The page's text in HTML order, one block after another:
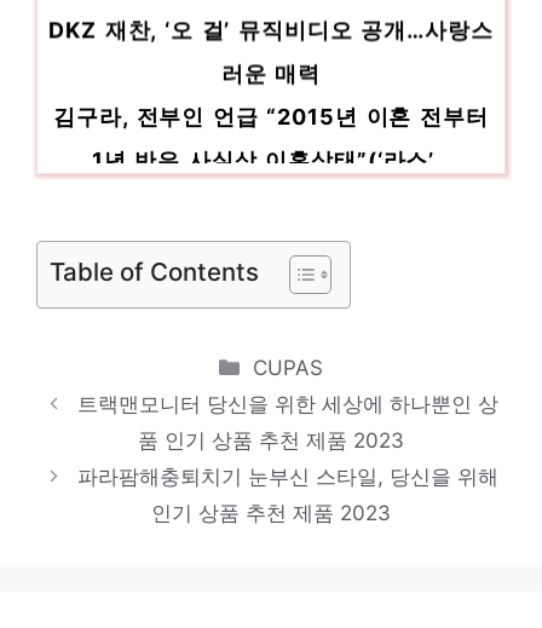
DKZ 재찬, ‘오 걸’ 뮤직비디오 공개…사랑스
러운 매력
김구라, 전부인 언급 “2015년 이혼 전부터
1년 반은 사실상 이혼상태”(‘라스’…
‘그레이 아나토미’ 샌드라 오 “언젠가 아시
“많이 못 벌어” 미미, ‘예능괴물’의 물오른
입담..수익→입술 필러 고백까…
Table of Contents
Categories
CUPAS
트랙맨모니터 당신을 위한 세상에 하나뿐인 상
품 인기 상품 추천 제품 2023
파라팜해충퇴치기 눈부신 스타일, 당신을 위해
인기 상품 추천 제품 2023